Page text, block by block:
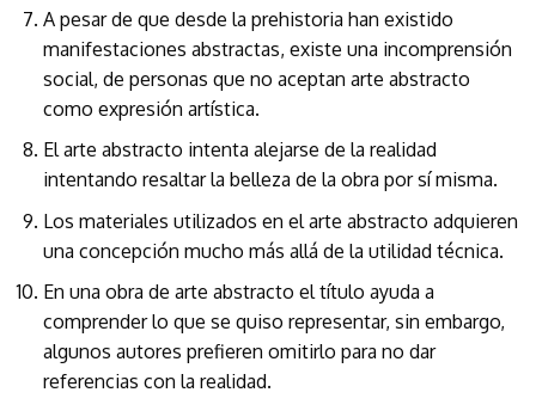
A pesar de que desde la prehistoria han existido
manifestaciones abstractas, existe una incomprensión
social, de personas que no aceptan arte abstracto
como expresión artística.
El arte abstracto intenta alejarse de la realidad
intentando resaltar la belleza de la obra por sí misma.
Los materiales utilizados en el arte abstracto adquieren
una concepción mucho más allá de la utilidad técnica.
En una obra de arte abstracto el título ayuda a
comprender lo que se quiso representar, sin embargo,
algunos autores prefieren omitirlo para no dar
referencias con la realidad.